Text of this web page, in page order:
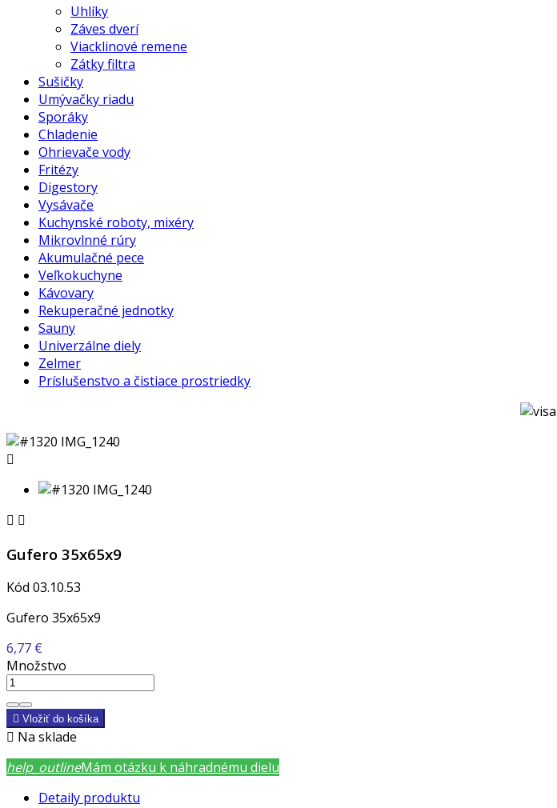
Uhlíky
Záves dverí
Viacklinové remene
Zátky filtra
Sušičky
Umývačky riadu
Sporáky
Chladenie
Ohrievače vody
Fritézy
Digestory
Vysávače
Kuchynské roboty, mixéry
Mikrovlnné rúry
Akumulačné pece
Veľkokuchyne
Kávovary
Rekuperačné jednotky
Sauny
Univerzálne diely
Zelmer
Príslušenstvo a čistiace prostriedky

 
Gufero 35x65x9
Kód 03.10.53
Gufero 35x65x9
6,77 €
Množstvo
 Vložiť do košíka
 Na sklade
help_outlineMám otázku k náhradnému dielu
Detaily produktu